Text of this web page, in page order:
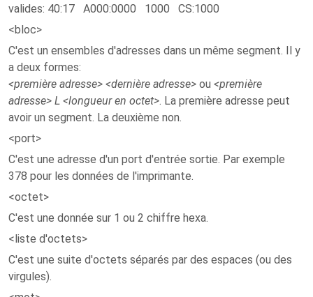
valides: 40:17 A000:0000 1000 CS:1000
<bloc>
C'est un ensembles d'adresses dans un même segment. Il y
a deux formes:
<première adresse> <dernière adresse> ou <première
adresse> L <longueur en octet>. La première adresse peut
avoir un segment. La deuxième non.
<port>
C'est une adresse d'un port d'entrée sortie. Par exemple
378 pour les données de l'imprimante.
<octet>
C'est une donnée sur 1 ou 2 chiffre hexa.
<liste d'octets>
C'est une suite d'octets séparés par des espaces (ou des
virgules).